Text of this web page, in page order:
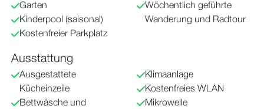
Garten
Kinderpool (saisonal)
Kostenfreier Parkplatz
Wöchentlich geführte
Wanderung und Radtour
Ausstattung
Ausgestattete
Kücheinzeile
Bettwäsche und
Klimaanlage
Kostenfreies WLAN
Mikrowelle